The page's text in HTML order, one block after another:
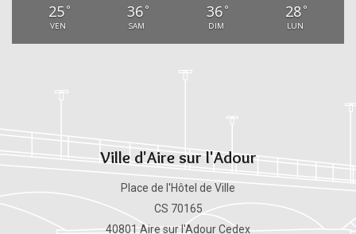
25 °
VEN
36 °
SAM
36 °
DIM
28 °
LUN
Ville d'Aire sur l'Adour
Place de l'Hôtel de Ville
CS 70165
40801 Aire sur l'Adour Cedex